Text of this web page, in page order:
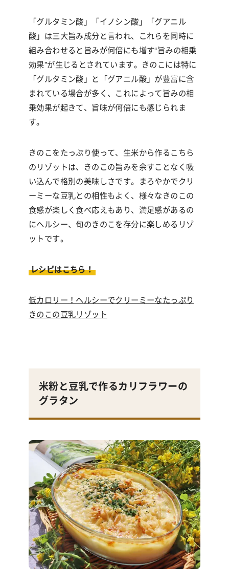
「グルタミン酸」「イノシン酸」「グアニル
酸」は三大旨み成分と言われ、これらを同時に
組み合わせると旨みが何倍にも増す“旨みの相乗
効果”が生じるとされています。きのこには特に
「グルタミン酸」と「グアニル酸」が豊富に含
まれている場合が多く、これによって旨みの相
乗効果が起きて、旨味が何倍にも感じられま
す。
きのこをたっぷり使って、生米から作るこちら
のリゾットは、きのこの旨みを余すことなく吸
い込んで格別の美味しさです。まろやかでクリ
ーミーな豆乳との相性もよく、様々なきのこの
食感が楽しく食べ応えもあり、満足感があるの
にヘルシー、旬のきのこを存分に楽しめるリゾ
ットです。
レシピはこちら！
低カロリー！ヘルシーでクリーミーなたっぷり
きのこの豆乳リゾット
米粉と豆乳で作るカリフラワーの
グラタン